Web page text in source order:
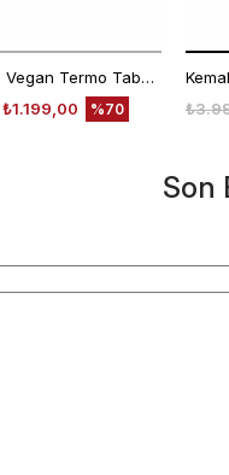
Rouge Kadın Vegan Termo Taban Siyah Sandalet Ayakkabı
₺1.199,00
%70
Son